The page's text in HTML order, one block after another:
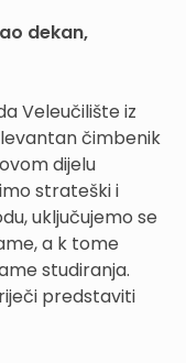
dekan,
Veleučilište iz
čimbenik
dijelu
strateški i
uključujemo se
a k tome
studiranja.
predstaviti